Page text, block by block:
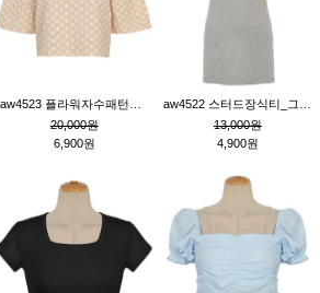
20,000원
6,900원
13,000원
4,900원